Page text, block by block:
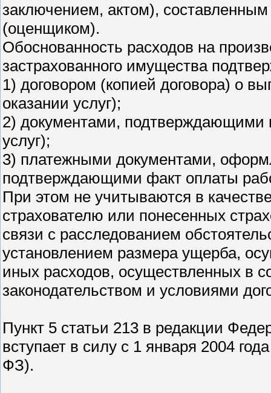
заключением, актом),
(оценщиком).
Обоснованность расходов на
застрахованного имущества
1) договором (копией договора) о
оказании услуг);
2) документами, подтверждающими
услуг);
3) платежными документами,
подтверждающими факт оплаты
При этом не учитываются в
страхователю или понесенных
связи с расследованием
установлением размера ущерба,
иных расходов, осуществленных в
законодательством и условиями
Пункт 5 статьи 213 в редакции
вступает в силу с 1 января 2004
ФЗ).